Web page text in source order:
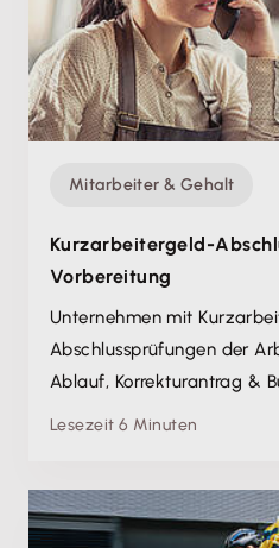
Mitarbeiter & Gehalt
Kurzarbeitergeld-
Vorbereitung
Unternehmen mit
Abschlussprüfungen der
Ablauf, Korrekturantrag &
Lesezeit 6 Minuten